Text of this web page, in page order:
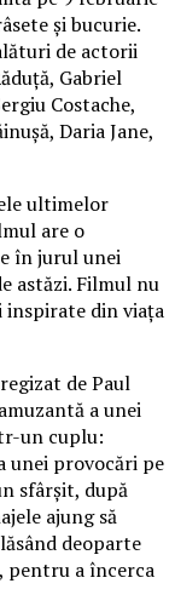
și bucurie.
de actorii
Gabriel
Costache,
Daria Jane,
ultimelor
are o
în jurul unei
astăzi. Filmul nu
din viața
de Paul
a unei
un cuplu:
unei provocări pe
sfârșit, după
ajung să
deoparte
pentru a încerca